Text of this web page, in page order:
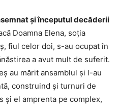
şi începutul decăderii
Doamna Elena, soţia
fiul celor doi, s-au ocupat în
a avut mult de suferit.
au mărit ansamblul şi l-au
construind şi turnuri de
şi el amprenta pe complex,